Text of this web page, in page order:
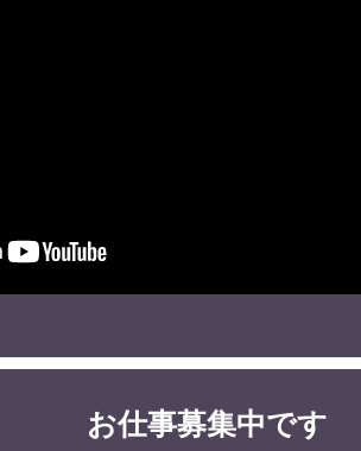
お仕事募集中です